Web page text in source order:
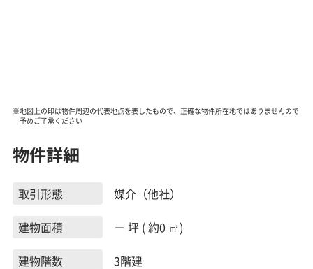
※地図上の印は物件周辺の代表地点を表したもので、正確な物件所在地ではありませんので
予めご了承ください
物件詳細
取引形態
媒介（他社）
建物面積
－ 坪 ( 約0 ㎡)
建物階数
3階建